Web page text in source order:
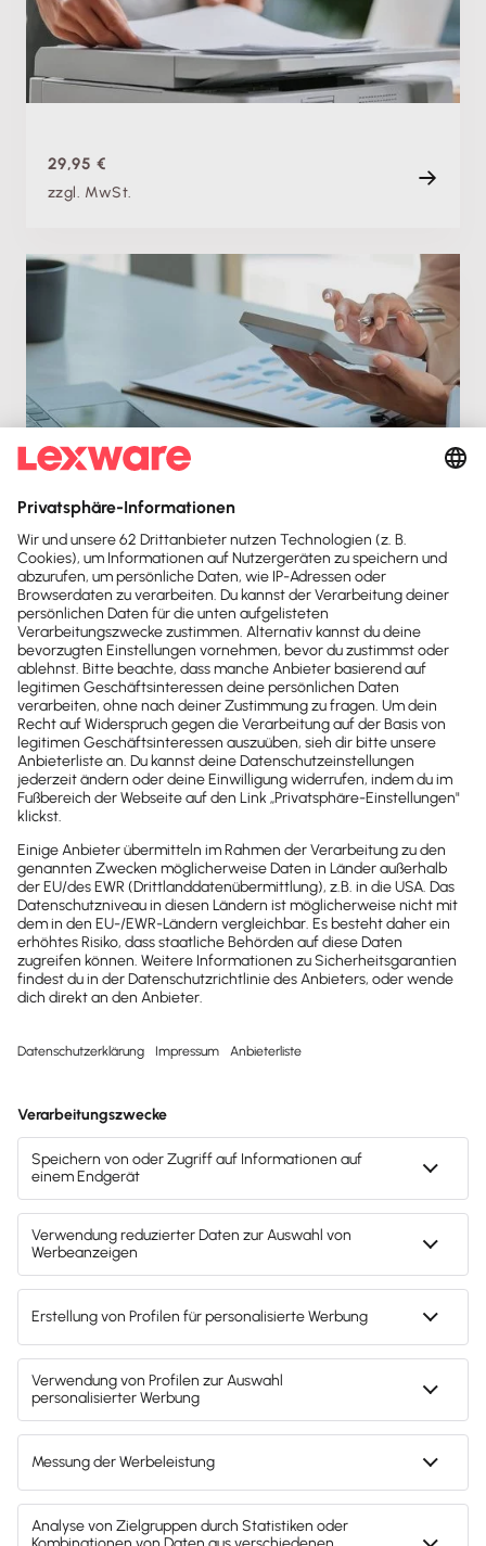
Di. 12.05.2026
Aufzeichnung
90 min
29,95 €
zzgl. MwSt.
Einnahmen-Überschuss-Rechnung leicht erklärt
Di. 28.04.2026
Aufzeichnung
88 min
Kostenlos
Kontakt
Sind noch Fragen offen?
Wir sind gerne für dich da.
0800-7234-254
Wir sind Mo-Fr von 8:00 – 18:00 Uhr für
dich da.
lexware-onlineschulungen@haufe-
lexware.com
Svenja Bock
Deine Ansprechpartnerin für die
Lexware Akademie